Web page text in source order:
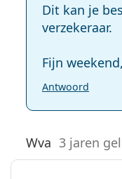
Dit kan je
verzekeraar.
Fijn weekend,
Antwoord
Wva 3 jaren